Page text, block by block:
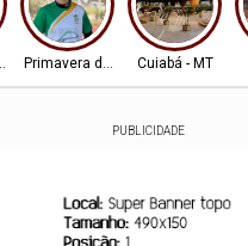
LestePrimavera do LesteCuiabá - MT
PUBLICIDADE